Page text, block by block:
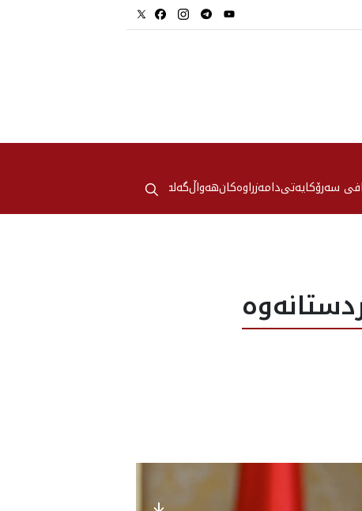
سەرۆکایەتیدامەزراوەکانهه‌واڵگەلەری
⚲